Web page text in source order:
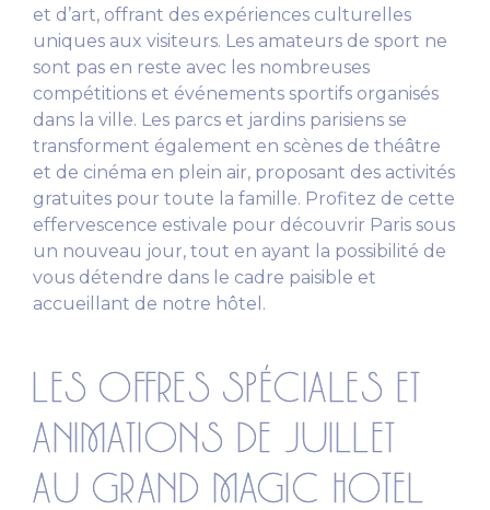
et d’art, offrant des expériences culturelles
uniques aux visiteurs. Les amateurs de sport ne
sont pas en reste avec les nombreuses
compétitions et événements sportifs organisés
dans la ville. Les parcs et jardins parisiens se
transforment également en scènes de théâtre
et de cinéma en plein air, proposant des activités
gratuites pour toute la famille. Profitez de cette
effervescence estivale pour découvrir Paris sous
un nouveau jour, tout en ayant la possibilité de
vous détendre dans le cadre paisible et
accueillant de notre hôtel.
LES OFFRES SPÉCIALES ET
ANIMATIONS DE JUILLET
AU GRAND MAGIC HOTEL